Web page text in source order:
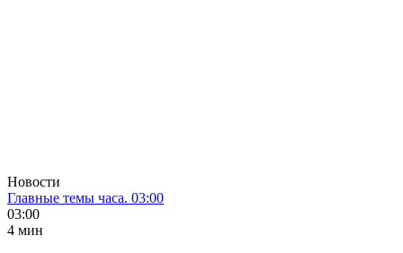
Новости
Главные темы часа. 03:00
03:00
4 мин